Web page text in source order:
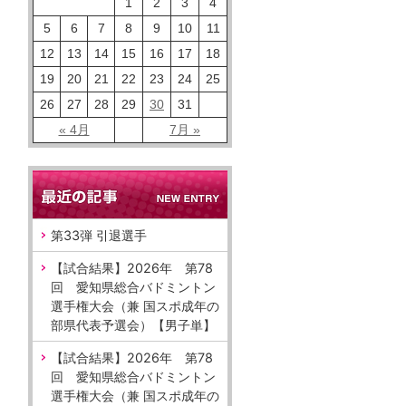
« 4月 7月 »
5
6 7 8 9 10
11
12
13 14 15 16 17
18
19
20 21 22 23 24
25
26
27 28 29 30 31
第33弾 引退選手
【試合結果】2026年 第78
回 愛知県総合バドミントン
選手権大会（兼 国スポ成年の
部県代表予選会）【男子単】
【試合結果】2026年 第78
回 愛知県総合バドミントン
選手権大会（兼 国スポ成年の